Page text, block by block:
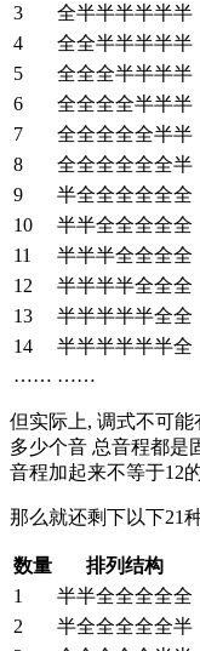
3
全半半半半半半
4
全全半半半半半
5
全全全半半半半
6
全全全全半半半
7
全全全全全半半
8
全全全全全全半
9
半全全全全全全
10
半半全全全全全
11
半半半全全全全
12
半半半半全全全
13
半半半半半全全
14
半半半半半半全
…… ……
但实际上, 调式不可
多少个音 总音程都是
音程加起来不等于12
那么就还剩下以下21
数量
排列结构
1
半半全全全全全
2
半全全全全全半